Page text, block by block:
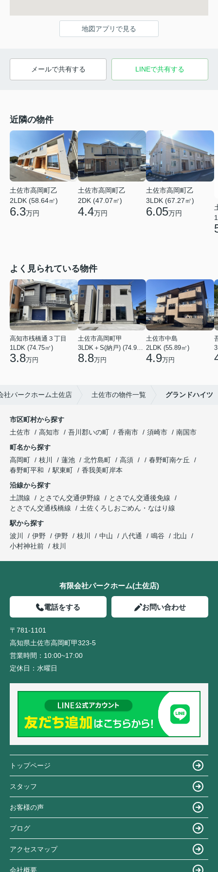
地図アプリで見る
メールで共有する LINEで共有する
近隣の物件
土佐市高岡町乙
2LDK (58.64㎡)
6.3万円
土佐市高岡町乙
2DK (47.07㎡)
4.4万円
土佐市高岡町乙
3LDK (67.27㎡)
6.05万円
よく見られている物件
高知市桟橋通３丁目
1LDK (74.75㎡)
3.8万円
土佐市高岡町甲
3LDK＋S(納戸) (74.93㎡)
8.8万円
土佐市中島
2LDK (55.89㎡)
4.9万円
社パークホーム土佐店 土佐市の物件一覧 グランドハイツ
市区町村から探す
土佐市
高知市 吾川郡いの町 香南市 須崎市
南国市
町名から探す
高岡町
枝川 蓮池 北竹島町 高須
春野町南ケ丘
春野町平和
駅東町
香我美町岸本
沿線から探す
土讃線
とさでん交通伊野線
とさでん交通後免線
とさでん交通桟橋線
土佐くろしおごめん・なはり線
駅から探す
波川
伊野 伊野 枝川 中山 八代通 鳴谷
北山
小村神社前
枝川
有限会社パークホーム(土佐店)
電話をする お問い合わせ
〒781-1101
高知県土佐市高岡町甲323-5
営業時間： 10:00~17:00
定休日： 水曜日
トップページ
スタッフ
お客様の声
ブログ
アクセスマップ
会社概要